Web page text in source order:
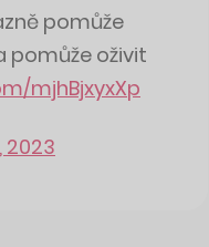
pomůže
pomůže oživit
mjhBjxyxXp
2023